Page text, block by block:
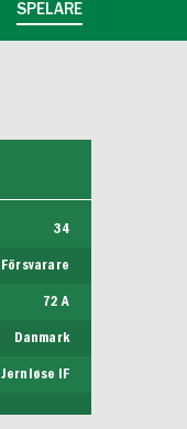
SPELARE
34
Försvarare
72 A
Danmark
Jernløse IF